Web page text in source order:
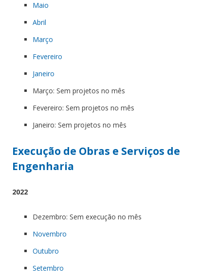
Maio
Abril
Março
Fevereiro
Janeiro
Março: Sem projetos no mês
Fevereiro: Sem projetos no mês
Janeiro: Sem projetos no mês
Execução de Obras e Serviços de
Engenharia
2022
Dezembro: Sem execução no mês
Novembro
Outubro
Setembro